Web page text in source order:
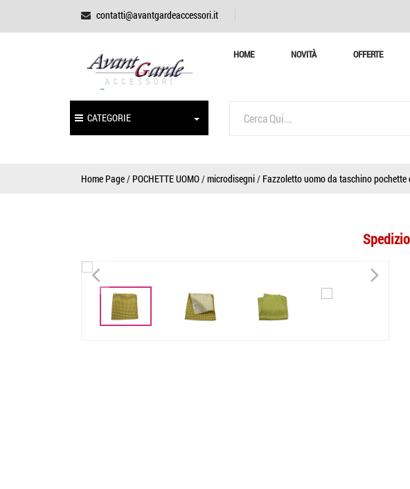
contatti@avantgardeaccessori.it
HOME NOVITÀ OFFERTE
CATEGORIE
Home Page/ POCHETTE UOMO/microdisegni/ Fazzoletto uomo da taschino
< >